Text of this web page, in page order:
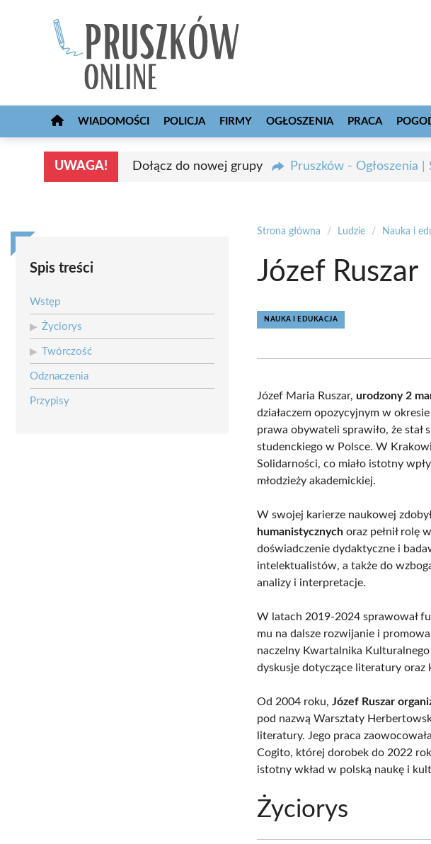
WIADOMOŚCI POLICJA FIRMY OGŁOSZENIA PRACA
UWAGA! Dołącz do nowej grupy Pruszków - Ogłoszenia
Spis treści
Wstęp
Życiorys
Twórczość
Odznaczenia
Przypisy
Strona główna / Ludzie / Nauka i
Józef Ruszar
NAUKA I EDUKACJA
Józef Maria Ruszar,urodzony 2
działaczem opozycyjnym w
prawa obywateli sprawiło, że
studenckiego w Polsce. W
Solidarności, co miało istotny
młodzieży akademickiej.
W swojej karierze naukowej
humanistycznych oraz pełnił rolę
doświadczenie dydaktyczne i
intelektualistów, a także do
analizy i interpretacje.
W latach 2019-2024 sprawował
mu na dalsze rozwijanie i
naczelny Kwartalnika Kulturalnego
dyskusje dotyczące literatury oraz
Od 2004 roku, Józef Ruszar
pod nazwą Warsztaty
literatury. Jego praca
Cogito, której dorobek do 2022
istotny wkład w polską naukę i
Życiorys